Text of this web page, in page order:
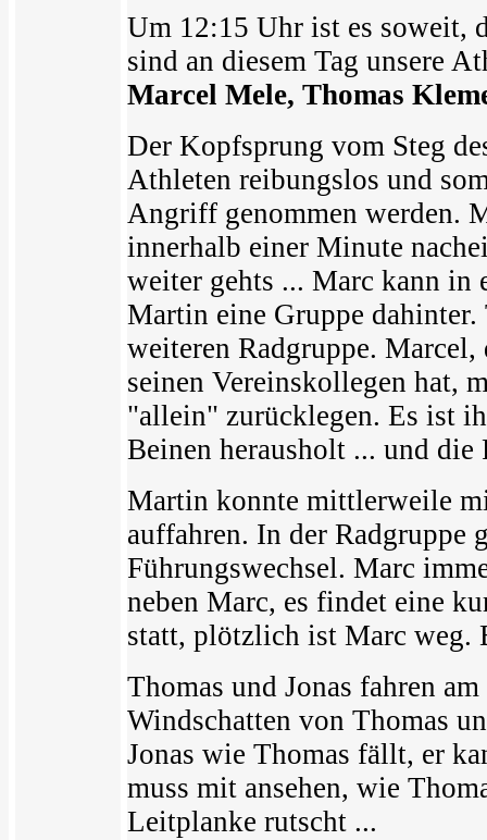
Um 12:15 Uhr ist es soweit,
sind an diesem Tag unsere
Marcel Mele, Thomas
Der Kopfsprung vom Steg
Athleten reibungslos und
Angriff genommen werden.
innerhalb einer Minute
weiter gehts ... Marc kann in
Martin eine Gruppe
weiteren Radgruppe.
seinen Vereinskollegen hat,
"allein" zurücklegen. Es ist
Beinen herausholt ... und
Martin konnte mittlerweile
auffahren. In der Radgruppe
Führungswechsel. Marc
neben Marc, es findet eine
statt, plötzlich ist Marc weg.
Thomas und Jonas fahren
Windschatten von Thomas
Jonas wie Thomas fällt, er
muss mit ansehen, wie
Leitplanke rutscht ...